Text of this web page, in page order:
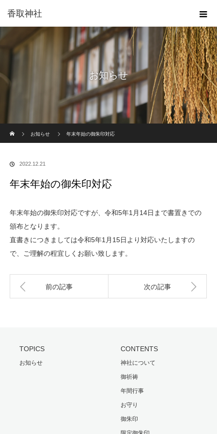
香取神社
お知らせ
お知らせ
年末年始の御朱印対応
2022.12.21
年末年始の御朱印対応
年末年始の御朱印対応ですが、令和5年1月14日まで書置きでの
頒布となります。
直書きにつきましては令和5年1月15日より対応いたしますの
で、ご理解の程宜しくお願い致します。
前の記事 次の記事
TOPICS
お知らせ
CONTENTS
神社について
御祈祷
年間行事
お守り
御朱印